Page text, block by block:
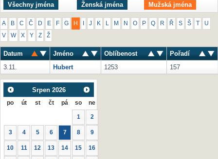
Všechny jména Ženská jména Mužská jména
A B C Č D E F G H J K M N O P Q R Ř S Š U
V W X Y Z Ž
Datum Jméno Oblíbenost
Pořadí
3.11.
Hubert 1253 157
Srpen 2026
po út st čt pá so ne
1 2
3 4 5 6 7 8 9
10 11 12 13 14 15 16